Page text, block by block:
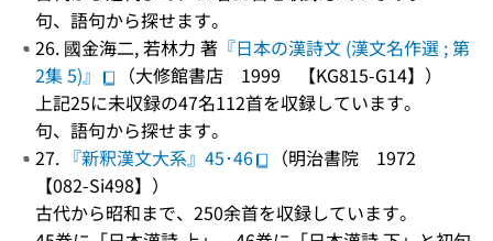
句、語句から探せます。
26. 國金海二, 若林力 著 『日本の漢詩文 (漢文名作選 ; 第
2集 5)』
（大修館書店 1999 【KG815-G14】）
上記25に未収録の47名112首を収録しています。
句、語句から探せます。
27. 『新釈漢文大系』45･46
（明治書院 1972
【082-Si498】）
古代から昭和まで、250余首を収録しています。